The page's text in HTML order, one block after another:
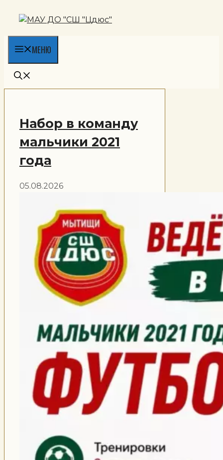
МЕНЮ
Набор в команду
мальчики 2021
года
05.08.2026